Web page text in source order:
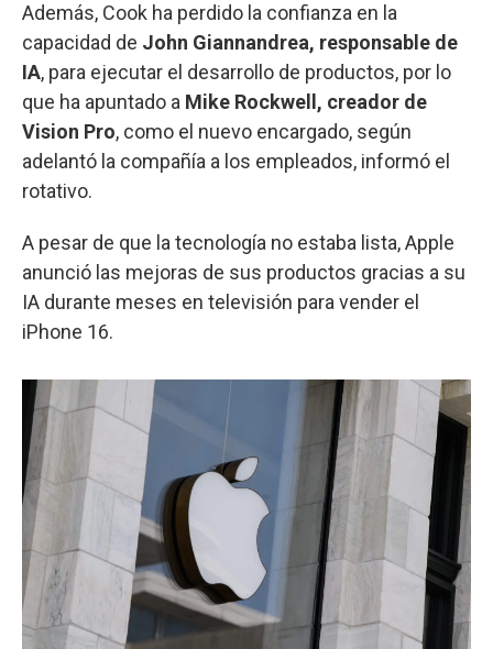
Además, Cook ha perdido la confianza en la
capacidad de John Giannandrea, responsable de
IA, para ejecutar el desarrollo de productos, por lo
que ha apuntado a Mike Rockwell, creador de
Vision Pro, como el nuevo encargado, según
adelantó la compañía a los empleados, informó el
rotativo.
A pesar de que la tecnología no estaba lista, Apple
anunció las mejoras de sus productos gracias a su
IA durante meses en televisión para vender el
iPhone 16.